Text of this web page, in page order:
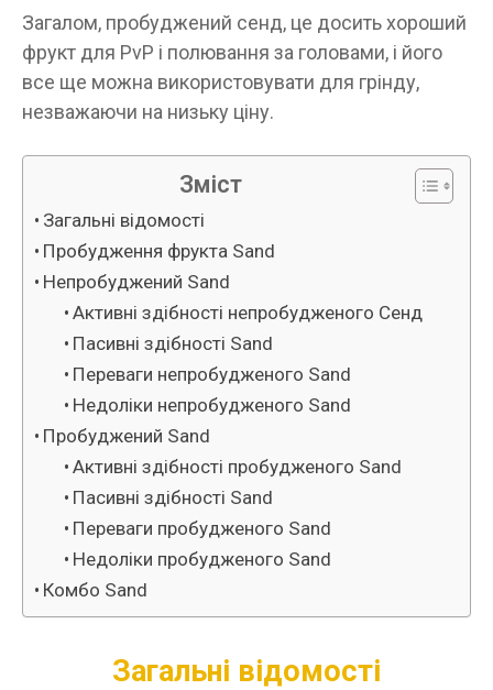
Загалом, пробуджений сенд, це досить хороший
фрукт для PvP і полювання за головами, і його
все ще можна використовувати для грінду,
незважаючи на низьку ціну.
Зміст
Загальні відомості
Пробудження фрукта Sand
Непробуджений Sand
Активні здібності непробудженого Сенд
Пасивні здібності Sand
Переваги непробудженого Sand
Недоліки непробудженого Sand
Пробуджений Sand
Активні здібності пробудженого Sand
Пасивні здібності Sand
Переваги пробудженого Sand
Недоліки пробудженого Sand
Комбо Sand
Загальні відомості